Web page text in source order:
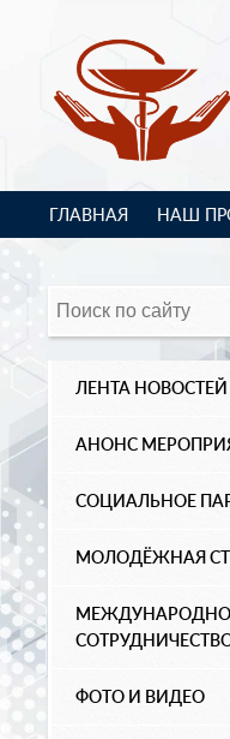
ГЛАВНАЯ НАШ
ЛЕНТА НОВОСТЕЙ
АНОНС
СОЦИАЛЬНОЕ
МОЛОДЁЖНАЯ
ФОТО И ВИДЕО